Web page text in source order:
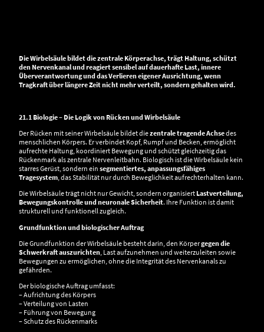
Die Wirbelsäule bildet die zentrale Körperachse, trägt Haltung, schützt
den Nervenkanal und reagiert sensibel auf dauerhafte Last, innere
Überverantwortung und das Verlieren eigener Ausrichtung, wenn
Tragkraft über längere Zeit nicht mehr verteilt, sondern gehalten wird.
21.1 Biologie – Die Logik von Rücken und Wirbelsäule
Der Rücken mit seiner Wirbelsäule bildet diezentrale tragende Achsedes
menschlichen Körpers. Er verbindet Kopf, Rumpf und Becken, ermöglicht
aufrechte Haltung, koordiniert Bewegung und schützt gleichzeitig das
Rückenmark als zentrale Nervenleitbahn. Biologisch ist die Wirbelsäule kein
starres Gerüst, sondern ein segmentiertes, anpassungsfähiges
Tragesystem, das Stabilität nur durch Beweglichkeit aufrechterhalten kann.
Die Wirbelsäule trägt nicht nur Gewicht, sondern organisiert Lastverteilung,
Bewegungskontrolle und neuronale Sicherheit. Ihre Funktion ist damit
strukturell und funktionell zugleich.
Grundfunktion und biologischer Auftrag
Die Grundfunktion der Wirbelsäule besteht darin, den Körpergegen die
Schwerkraft auszurichten , Last aufzunehmen und weiterzuleiten sowie
Bewegungen zu ermöglichen, ohne die Integrität des Nervenkanals zu
gefährden.
Der biologische Auftrag umfasst:
– Aufrichtung des Körpers
– Verteilung von Lasten
– Führung von Bewegung
– Schutz des Rückenmarks